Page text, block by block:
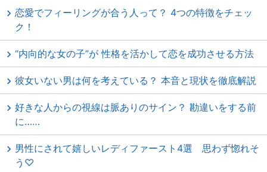
恋愛でフィーリングが合う人って？ 4つの特徴をチェッ
ク！
“内向的な女の子”が 性格を活かして恋を成功させる方法
彼女いない男は何を考えている？ 本音と現状を徹底解説
好きな人からの視線は脈ありのサイン？ 勘違いをする前
に……
男性にされて嬉しいレディファースト4選 思わず惚れそ
う♡